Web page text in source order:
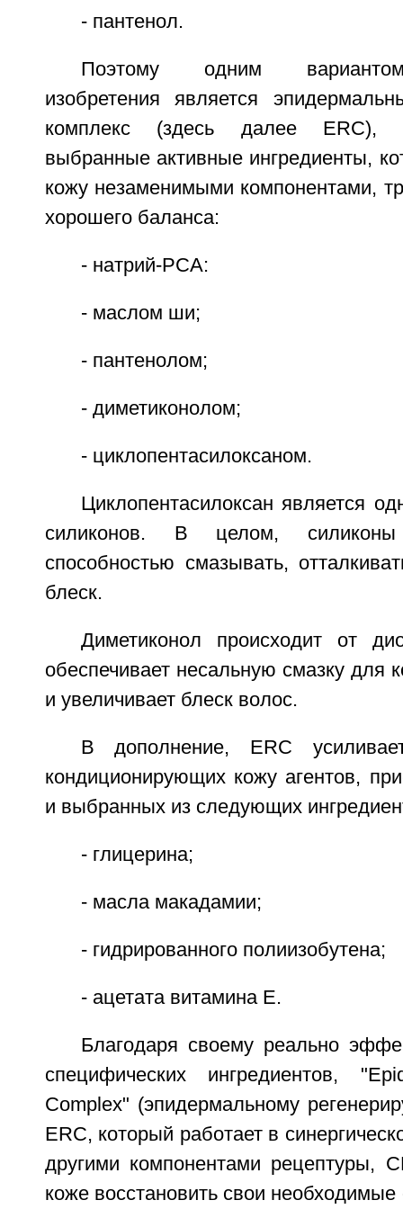
- пантенол.
Поэтому одним
изобретения является
комплекс (здесь далее ERC),
выбранные активные ингредиенты,
кожу незаменимыми компонентами,
хорошего баланса:
- натрий-РСА:
- маслом ши;
- пантенолом;
- диметиконолом;
- циклопентасилоксаном.
Циклопентасилоксан является
силиконов. В целом,
способностью смазывать,
блеск.
Диметиконол происходит от
обеспечивает несальную смазку для
и увеличивает блеск волос.
В дополнение, ERC
кондиционирующих кожу агентов,
и выбранных из следующих
- глицерина;
- масла макадамии;
- гидрированного полиизобутена;
- ацетата витамина Е.
Благодаря своему реально
специфических ингредиентов,
Complex" (эпидермальному
ERC, который работает в
другими компонентами рецептуры,
коже восстановить свои